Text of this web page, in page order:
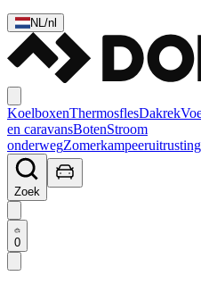
NL/nl
KoelboxenThermosflesDakrek
en caravansBotenStroom
onderwegZomerkampeeruitrusting
Zoek
0